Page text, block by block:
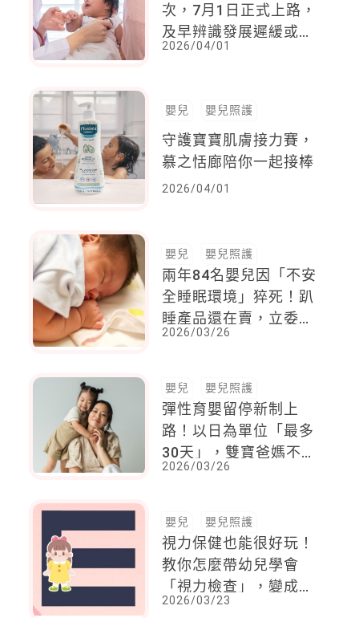
次，7月1日正式上路，
及早辨識發展遲緩或健
康異常
2026/04/01
嬰兒 嬰兒照護
守護寶寶肌膚接力賽，
慕之恬廊陪你一起接棒
2026/04/01
嬰兒 嬰兒照護
兩年84名嬰兒因「不安
全睡眠環境」猝死！趴
睡產品還在賣，立委批
衛福部：只勸導沒有用
2026/03/26
嬰兒 嬰兒照護
彈性育嬰留停新制上
路！以日為單位「最多
30天」，雙寶爸媽不同
子女各有60天，總共有
2026/03/26
嬰兒 嬰兒照護
視力保健也能很好玩！
教你怎麼帶幼兒學會
「視力檢查」，變成親
子有趣互動
2026/03/23